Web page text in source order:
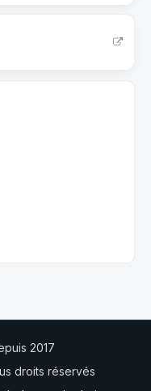
2017
droits réservés